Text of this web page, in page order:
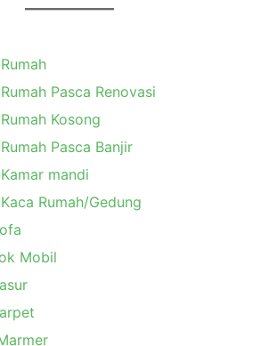
Pasca Renovasi
Kosong
Pasca Banjir
mandi
Rumah/Gedung
Mobil